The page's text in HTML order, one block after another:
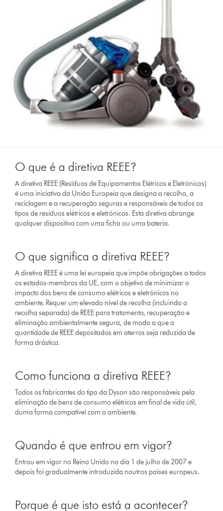
O que é a diretiva REEE?
A diretiva REEE (Resíduos de Equipamentos Elétricos e Eletrónicos)
é uma iniciativa da União Europeia que designa a recolha, a
reciclagem e a recuperação seguras e responsáveis de todos os
tipos de resíduos elétricos e eletrónicos. Esta diretiva abrange
qualquer dispositivo com uma ficha ou uma bateria.
O que significa a diretiva REEE?
A diretiva REEE é uma lei europeia que impõe obrigações a todos
os estados-membros da UE, com o objetivo de minimizar o
impacto dos bens de consumo elétricos e eletrónicos no
ambiente. Requer um elevado nível de recolha (incluindo a
recolha separada) de REEE para tratamento, recuperação e
eliminação ambientalmente segura, de modo a que a
quantidade de REEE depositados em aterros seja reduzida de
forma drástica.
Como funciona a diretiva REEE?
Todos os fabricantes do tipo da Dyson são responsáveis pela
eliminação de bens de consumo elétricos em final de vida útil,
duma forma compatível com o ambiente.
Quando é que entrou em vigor?
Entrou em vigor no Reino Unido no dia 1 de julho de 2007 e
depois foi gradualmente introduzida noutros países europeus.
Porque é que isto está a acontecer?